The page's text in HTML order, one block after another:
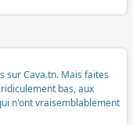
sur Cava.tn. Mais faites
bas, aux
n'ont vraisemblablement